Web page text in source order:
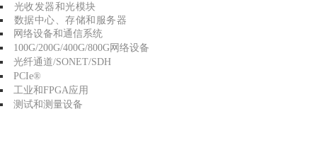
光收发器和光模块
数据中心、存储和服务器
网络设备和通信系统
100G/200G/400G/800G网络设备
光纤通道/SONET/SDH
PCIe®
工业和FPGA应用
测试和测量设备